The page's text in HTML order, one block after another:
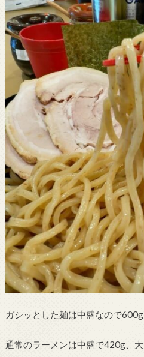
ガシッとした麺は中盛なので600g
通常のラーメンは中盛で420g、